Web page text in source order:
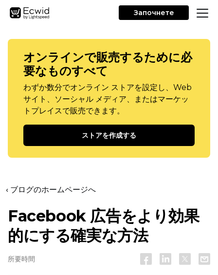
Започнете
オンラインで販売するために必
要なものすべて
わずか数分でオンライン ストアを設定し、Web
サイト、ソーシャル メディア、またはマーケッ
トプレイスで販売できます。
ストアを作成する
‹ ブログのホームページへ
Facebook 広告をより効果
的にする確実な方法
所要時間